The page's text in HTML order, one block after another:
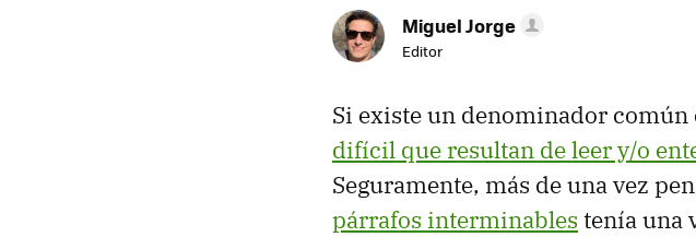
Miguel Jorge
Editor
Si existe un denominador común
difícil que resultan de leer y/o
Seguramente, más de una vez
párrafos interminables tenía una